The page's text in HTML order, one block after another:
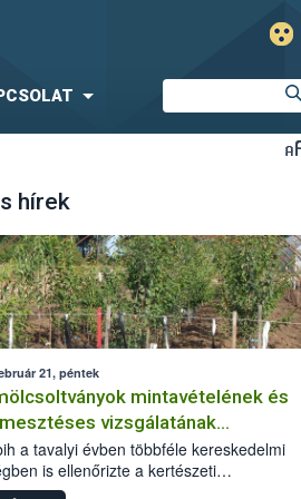
hírek
21, péntek
mintavételének és
vizsgálatának
a tavalyi évben többféle kereskedelmi
is ellenőrizte a kertészeti
Az adminisztratív szempontú